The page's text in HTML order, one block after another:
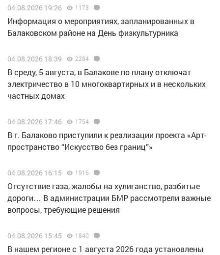
04.08.2026 19:26 1173
Информация о мероприятиях, запланированных в
Балаковском районе на День физкультурника
04.08.2026 18:39 2284
В среду, 5 августа, в Балакове по плану отключат
электричество в 10 многоквартирных и в нескольких
частных домах
04.08.2026 17:46 1754
В г. Балаково приступили к реализации проекта «Арт-
пространство “Искусство без границ”»
04.08.2026 16:15 1916
Отсутствие газа, жалобы на хулиганство, разбитые
дороги… В администрации БМР рассмотрели важные
вопросы, требующие решения
04.08.2026 15:45 1840
В нашем регионе с 1 августа 2026 года установлены